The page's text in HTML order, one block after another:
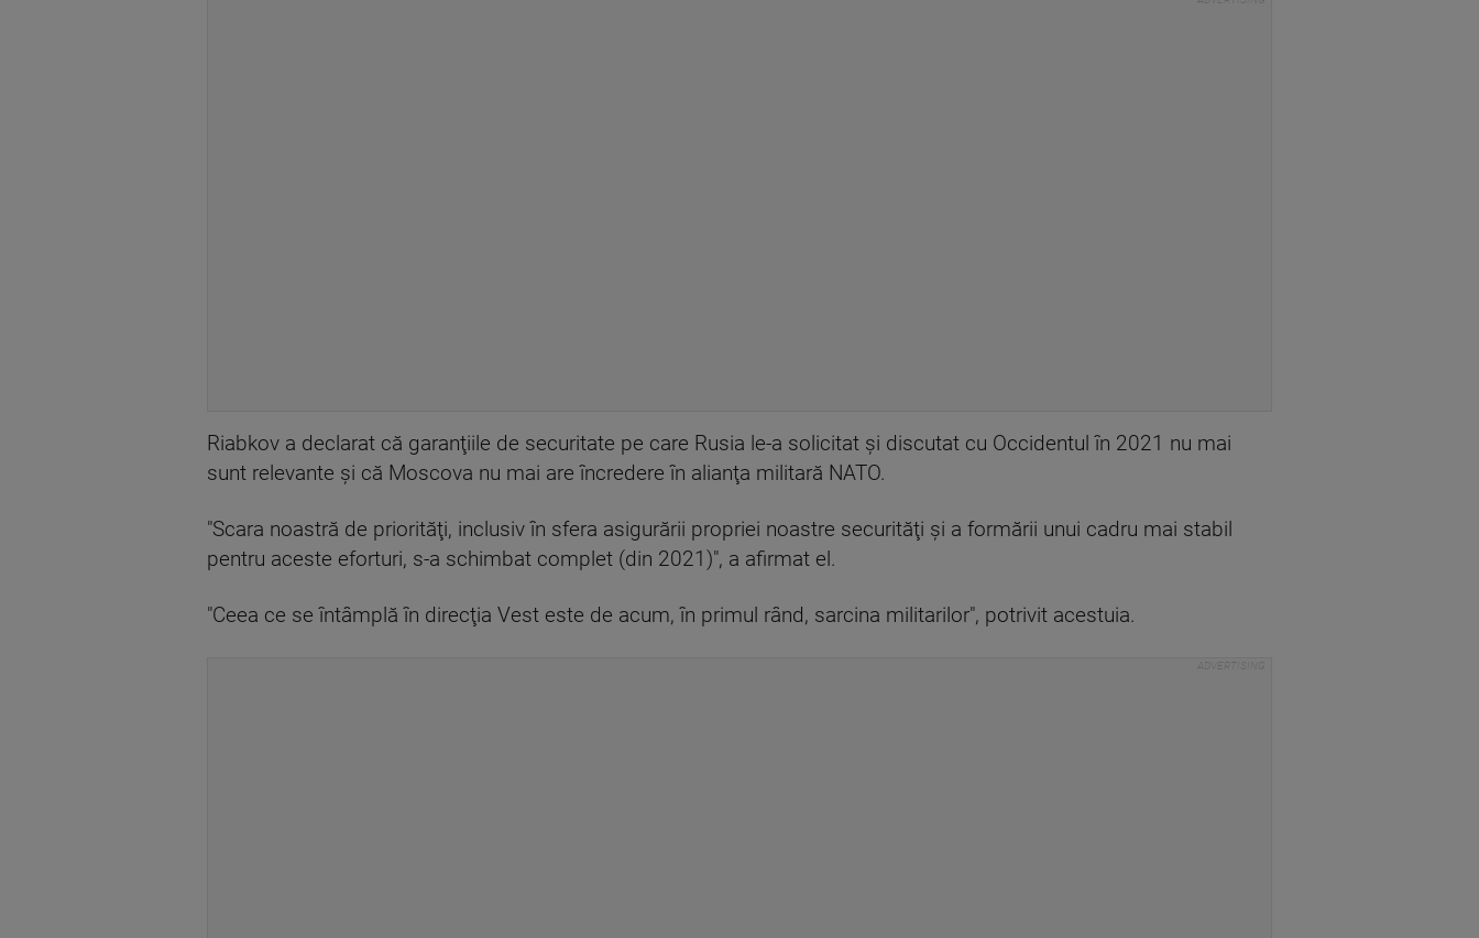
Riabkov a declarat că garanţiile de securitate pe care Rusia le-a solicitat şi discutat cu Occidentul în 2021 nu mai
sunt relevante şi că Moscova nu mai are încredere în alianţa militară NATO.
"Scara noastră de priorităţi, inclusiv în sfera asigurării propriei noastre securităţi şi a formării unui cadru mai stabil
pentru aceste eforturi, s-a schimbat complet (din 2021)", a afirmat el.
"Ceea ce se întâmplă în direcţia Vest este de acum, în primul rând, sarcina militarilor", potrivit acestuia.